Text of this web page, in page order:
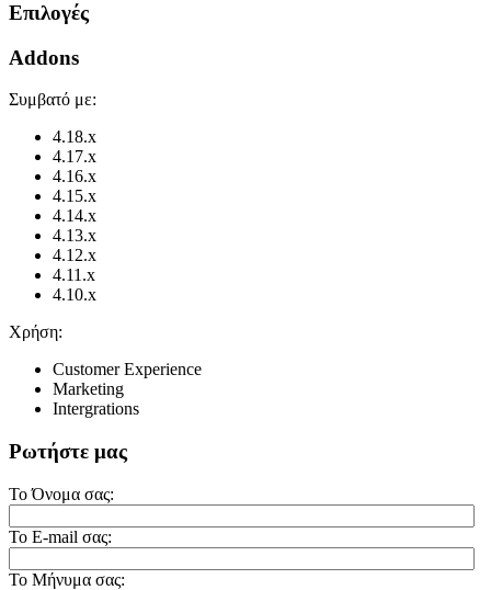
Επιλογές
Addons
Συμβατό με:
4.18.x
4.17.x
4.16.x
4.15.x
4.14.x
4.13.x
4.12.x
4.11.x
4.10.x
Χρήση:
Customer Experience
Marketing
Intergrations
Ρωτήστε μας
Το Όνομα σας:
Το E-mail σας:
Το Μήνυμα σας: